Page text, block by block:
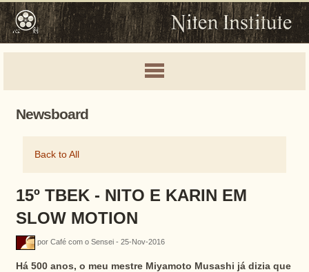
Newsboard
Back to All
15º TBEK - NITO E KARIN EM
SLOW MOTION
por Café com o Sensei - 25-Nov-2016
Há 500 anos, o meu mestre Miyamoto Musashi já dizia que